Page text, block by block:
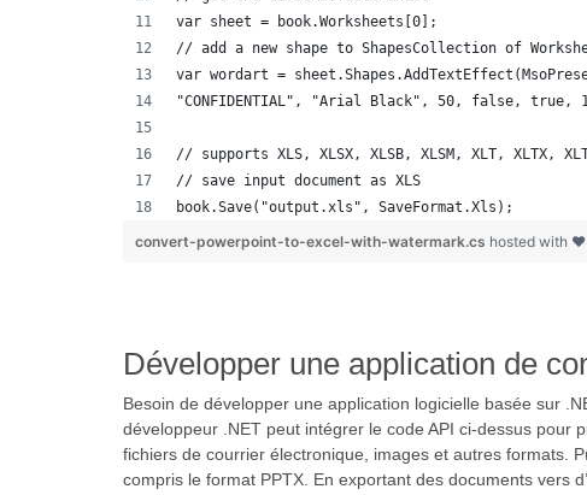
var sheet = book.Worksheets[0];
// add a new shape to ShapesCollection of
var wordart =
"CONFIDENTIAL", "Arial Black", 50, false,
// supports XLS, XLSX, XLSB, XLSM, XLT, XLTX,
// save input document as XLS
book.Save("output.xls", SaveFormat.Xls);
convert-powerpoint-to-excel-with-watermark.cs hosted with ❤
Développer une application de
Besoin de développer une application logicielle basée sur
développeur .NET peut intégrer le code API ci-dessus pour
fichiers de courrier électronique, images et autres formats.
compris le format PPTX. En exportant des documents vers